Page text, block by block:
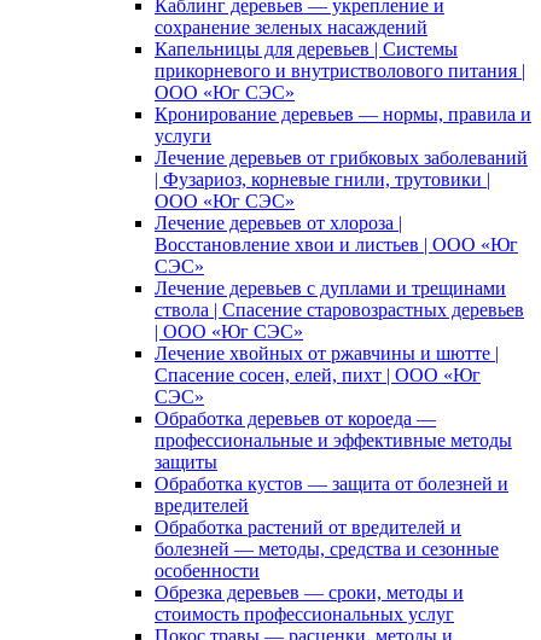
Каблинг деревьев — укрепление и
сохранение зеленых насаждений
Капельницы для деревьев | Системы
прикорневого и внутристволового питания |
ООО «Юг СЭС»
Кронирование деревьев — нормы, правила и
услуги
Лечение деревьев от грибковых заболеваний
| Фузариоз, корневые гнили, трутовики |
ООО «Юг СЭС»
Лечение деревьев от хлороза |
Восстановление хвои и листьев | ООО «Юг
СЭС»
Лечение деревьев с дуплами и трещинами
ствола | Спасение старовозрастных деревьев
| ООО «Юг СЭС»
Лечение хвойных от ржавчины и шютте |
Спасение сосен, елей, пихт | ООО «Юг
СЭС»
Обработка деревьев от короеда —
профессиональные и эффективные методы
защиты
Обработка кустов — защита от болезней и
вредителей
Обработка растений от вредителей и
болезней — методы, средства и сезонные
особенности
Обрезка деревьев — сроки, методы и
стоимость профессиональных услуг
Покос травы — расценки, методы и